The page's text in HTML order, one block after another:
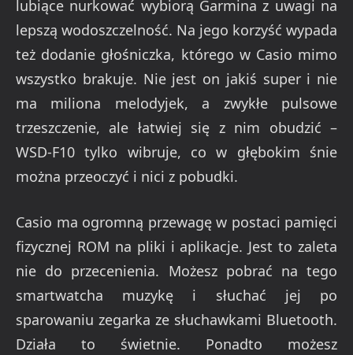
lubiące nurkować wybiorą Garmina z uwagi na
lepszą wodoszczelność. Na jego korzyść wypada
też dodanie głośniczka, którego w Casio mimo
wszystko brakuje. Nie jest on jakiś super i nie
ma miliona melodyjek, a zwykłe pulsowe
trzeszczenie, ale łatwiej się z nim obudzić –
WSD-F10 tylko wibruje, co w głębokim śnie
można przeoczyć i nici z pobudki.
Casio ma ogromną przewagę w postaci pamięci
fizycznej ROM na pliki i aplikacje. Jest to zaleta
nie do przecenienia. Możesz pobrać na tego
smartwatcha muzykę i słuchać jej po
sparowaniu zegarka ze słuchawkami Bluetooth.
Działa to świetnie. Ponadto możesz